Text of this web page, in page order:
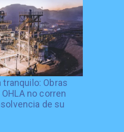
tranquilo: Obras
no corren
de su